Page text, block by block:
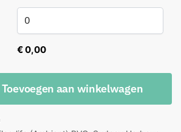
€ 0,00
Toevoegen aan winkelwagen